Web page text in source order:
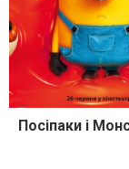
Посіпаки і